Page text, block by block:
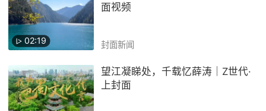
02:19
面视频
封面新闻
望江凝睇处，千载忆薛涛｜Z世代·
上封面